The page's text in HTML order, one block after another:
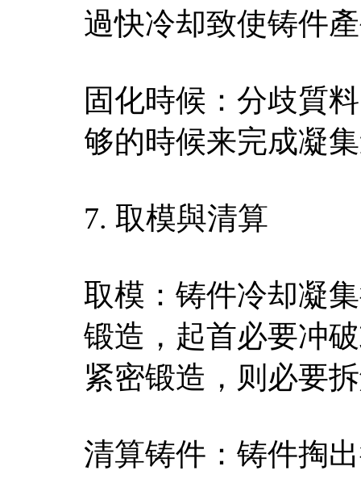
過快冷却致使铸件
固化時候：分歧質
够的時候来完成凝
7. 取模與清算
取模：铸件冷却凝
锻造，起首必要冲
紧密锻造，则必要
清算铸件：铸件掏